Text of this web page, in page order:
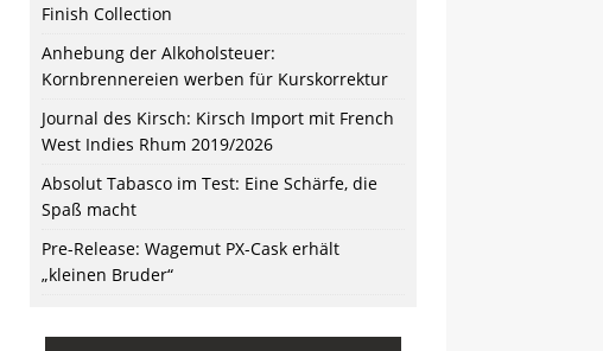
Finish Collection
Anhebung der Alkoholsteuer:
Kornbrennereien werben für Kurskorrektur
Journal des Kirsch: Kirsch Import mit French
West Indies Rhum 2019/2026
Absolut Tabasco im Test: Eine Schärfe, die
Spaß macht
Pre-Release: Wagemut PX-Cask erhält
„kleinen Bruder“